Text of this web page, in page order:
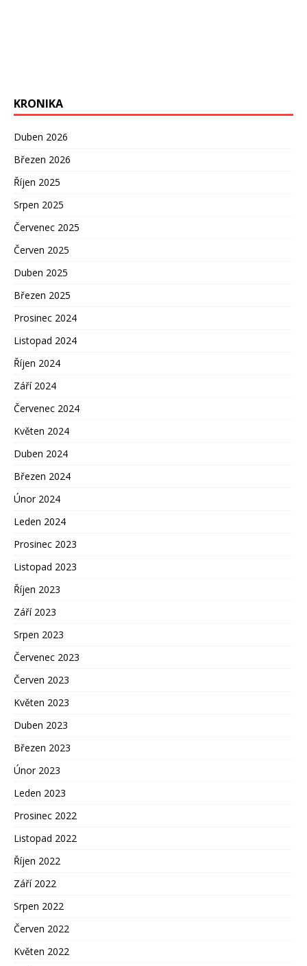
KRONIKA
Duben 2026
Březen 2026
Říjen 2025
Srpen 2025
Červenec 2025
Červen 2025
Duben 2025
Březen 2025
Prosinec 2024
Listopad 2024
Říjen 2024
Září 2024
Červenec 2024
Květen 2024
Duben 2024
Březen 2024
Únor 2024
Leden 2024
Prosinec 2023
Listopad 2023
Říjen 2023
Září 2023
Srpen 2023
Červenec 2023
Červen 2023
Květen 2023
Duben 2023
Březen 2023
Únor 2023
Leden 2023
Prosinec 2022
Listopad 2022
Říjen 2022
Září 2022
Srpen 2022
Červen 2022
Květen 2022